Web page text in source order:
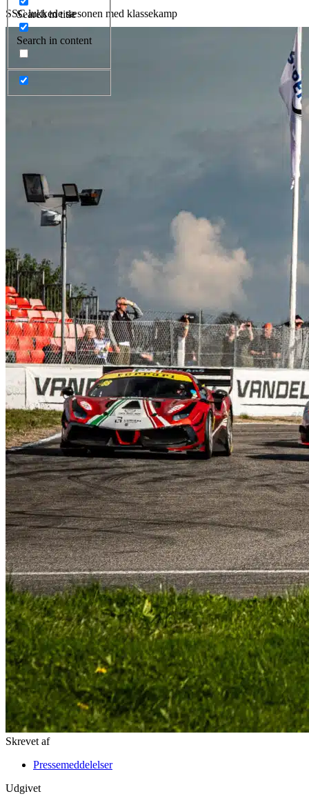
Search in title
Search in content
SSC lukkede sæsonen med klassekamp
Skrevet af
Pressemeddelelser
Udgivet